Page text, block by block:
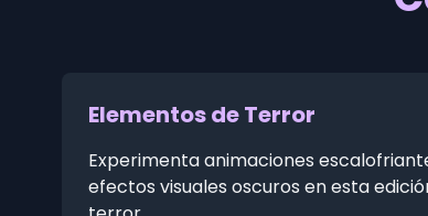
Elementos de Terror
Experimenta animaciones
efectos visuales oscuros en esta